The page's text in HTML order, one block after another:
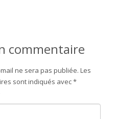
commentaire
ne sera pas publiée. Les
sont indiqués avec*